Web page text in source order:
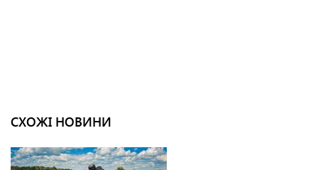
СХОЖІ НОВИНИ